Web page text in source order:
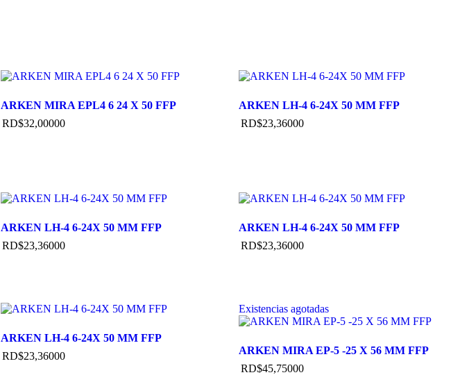
ARKEN MIRA EPL4 6 24 X 50 FFP
RD$32,00000
ARKEN LH-4 6-24X 50 MM FFP
RD$23,36000
ARKEN LH-4 6-24X 50 MM FFP
RD$23,36000
ARKEN LH-4 6-24X 50 MM FFP
RD$23,36000
ARKEN LH-4 6-24X 50 MM FFP
RD$23,36000
Existencias agotadas
ARKEN MIRA EP-5 -25 X 56 MM FFP
RD$45,75000